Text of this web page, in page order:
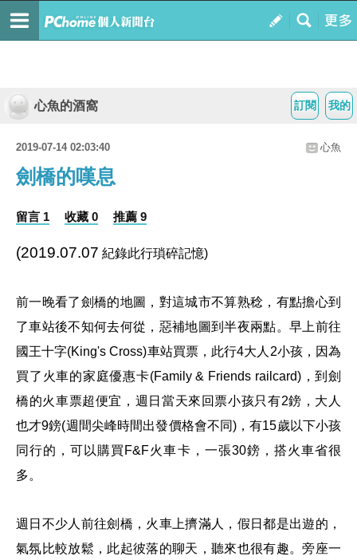
我的
訂閱
心魚的酒窩
2019-07-14 02:03:40 心魚
劍橋的嘆息
留言 1 收藏 0 推薦 9
(2019.07.07 紀錄此行瑣碎記憶)
前一晚看了劍橋的地圖，對這城市不算熟稔，有點擔心到
了車站後不知何去何從，惡補地圖到半夜兩點。早上前往
國王十字(King's Cross)車站買票，此行4大人2小孩，因為
買了火車的家庭優惠卡(Family & Friends railcard)，到劍
橋的火車票超便宜，週日當天來回票小孩只有2鎊，大人
也才9鎊(週間尖峰時間出發價格會不同)，有15歲以下小孩
同行的，可以購買F&F火車卡，一張30鎊，搭火車省很
多。
週日不少人前往劍橋，火車上擠滿人，假日都是出遊的，
氣氛比較放鬆，此起彼落的聊天，聽來也很有趣。旁座一